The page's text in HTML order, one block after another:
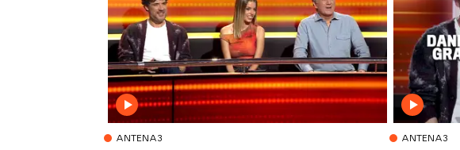
ANTENA3 ANTENA3